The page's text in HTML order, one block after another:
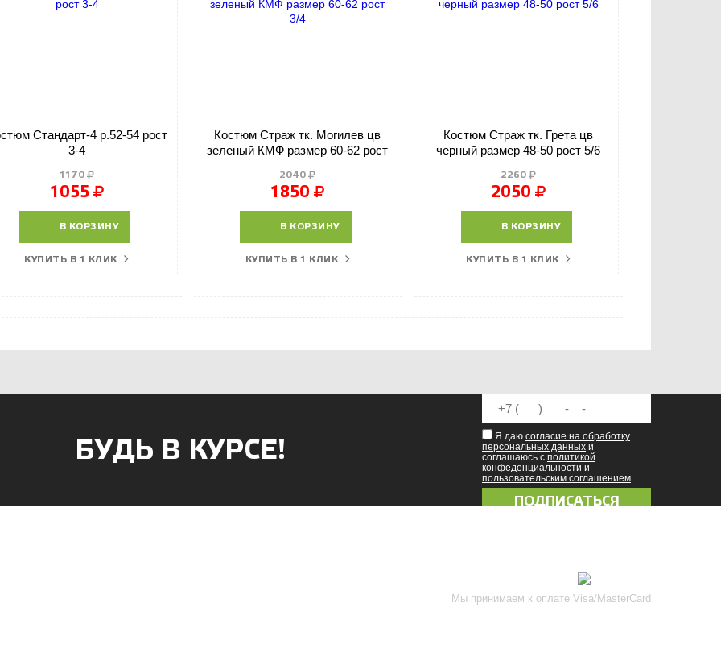
Стандарт-4 р.52-54 рост
3-4
1170
1055
В КОРЗИНУ
КУПИТЬ В 1 КЛИК
Костюм Страж тк. Могилев цв
зеленый КМФ размер 60-62 рост
2040
1850
В КОРЗИНУ
КУПИТЬ В 1 КЛИК
Костюм Страж тк. Грета цв
черный размер 48-50 рост 5/6
2260
2050
В КОРЗИНУ
КУПИТЬ В 1 КЛИК
БУДЬ В КУРСЕ! Я даю согласие на обработку
персональных данных и
соглашаюсь с политикой
конфеденциальности и
пользовательским соглашением
Мы принимаем к оплате Visa/MasterCard